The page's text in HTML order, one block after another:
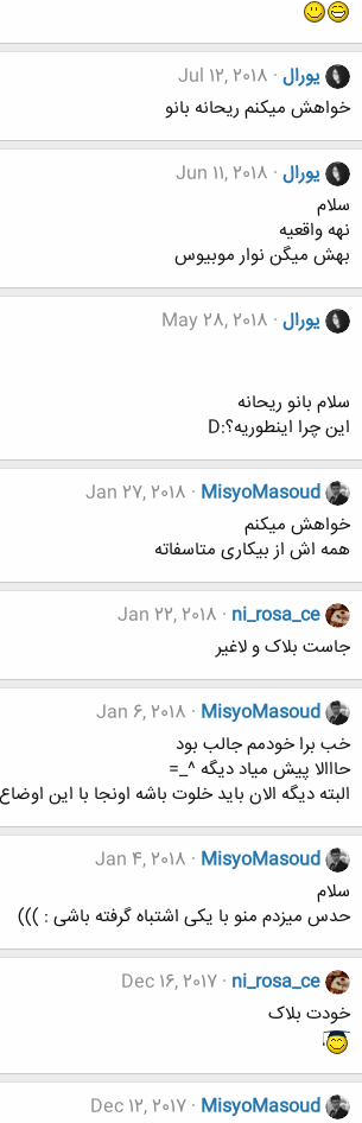
یورال Jul 12, 2018
خواهش میکنم ریحانه بانو
یورال Jun 11, 2018
سلام
نهه واقعیه
بهش میگن نوار موبیوس
یورال May 28, 2018
سلام بانو ریحانه
این چرا اینطوریه؟:D
MisyoMasoud
Jan 27, 2018
خواهش میکنم
همه اش از بیکاری متاسفاته
ni_rosa_ce
Jan 22, 2018
جاست بلاک و لاغیر
MisyoMasoud
Jan 6, 2018
خب برا خودمم جالب بود
حااالا پیش میاد دیگه ^_=
البته دیگه الان باید خلوت باشه اونجا با این
MisyoMasoud
Jan 4, 2018
سلام
حدس میزدم منو با یکی اشتباه گرفته باشی : )))
ni_rosa_ce
Dec 16, 2017
خودت بلاک
MisyoMasoud
Dec 12, 2017